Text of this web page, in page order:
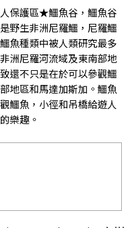
保護區★鱷魚谷，鱷魚谷
野生非洲尼羅鱷，尼羅鱷
魚種類中被人類研究最多
洲尼羅河流域及東南部地
還不只是在於可以參觀鱷
地區和馬達加斯加。鱷魚
鱷魚，小徑和吊橋給遊人
樂趣。